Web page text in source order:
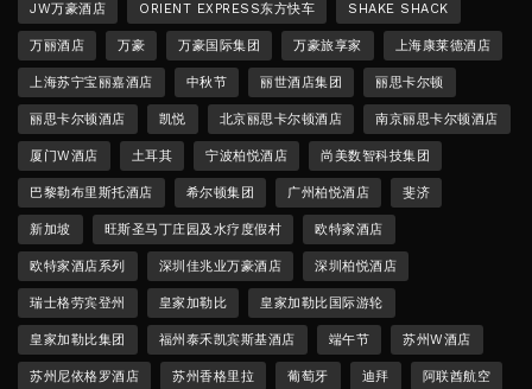
JW万豪酒店 ORIENT EXPRESS东方快车 SHAKE SHACK
万丽酒店 万豪 万豪国际集团 万豪旅享家 上海康莱德酒店
上海苏宁宝丽嘉酒店 中秋节 丽世酒店集团 丽思卡尔顿
丽思卡尔顿酒店 凯悦 北京丽思卡尔顿酒店 南京丽思卡尔顿酒店
厦门W酒店 土耳其 宁波柏悦酒店 尚美数智科技集团
巴黎勒布里斯托酒店 希尔顿集团 广州柏悦酒店 斐济
新加坡 旺斯圣马丁庄园及水疗度假村 欧特家酒店
欧特家酒店系列 深圳佳兆业万豪酒店 深圳柏悦酒店
瑞士格劳宾登州 皇家加勒比 皇家加勒比国际游轮
皇家加勒比集团 福州泰禾凯宾斯基酒店 端午节 苏州W酒店
苏州尼依格罗酒店 苏州香格里拉 葡萄牙 迪拜 阿联酋航空